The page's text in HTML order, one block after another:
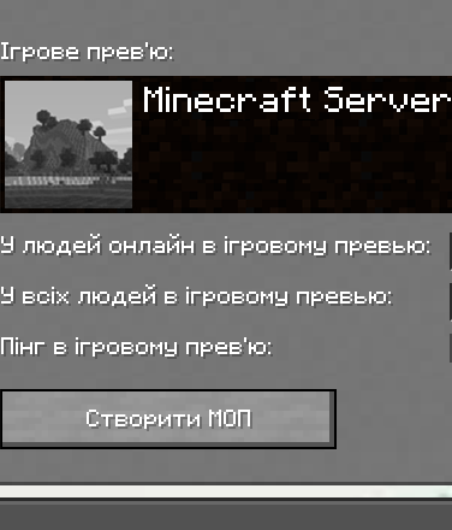
Ігрове прев'ю:
Minecraft Server
У людей онлайн в ігровому превью:
У всіх людей в ігровому превью:
Пінг в ігровому прев'ю:
Створити МОП